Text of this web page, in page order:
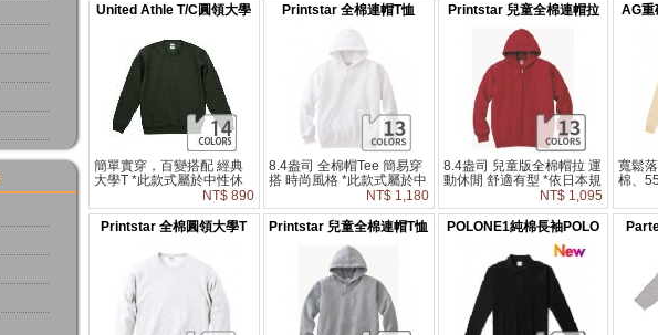
United Athle T/C圓領大學
簡單實穿，百變搭配 經典
大學T *此款式屬於中性休
閒版型，請參考尺寸表依個
人穿衣習慣斟酌選購。
NT$ 890
Printstar 全棉連帽T恤
8.4盎司 全棉帽Tee 簡易穿
搭 時尚風格 *此款式屬於中
性休閒版型，請參考尺寸表
依個人穿衣習慣斟酌選購。
NT$ 1,180
Printstar 兒童全棉連帽拉
鍊外套
8.4盎司 兒童版全棉帽拉 運
動休閒 舒適有型 *依日本規
定基於安全考量，兒童尺寸
100-150cm無附帽繩
NT$ 1,095
AG重
寬鬆
棉、
穿出
尚層
Printstar 全棉圓領大學T
Printstar 兒童全棉連帽T恤
POLONE1純棉長袖POLO